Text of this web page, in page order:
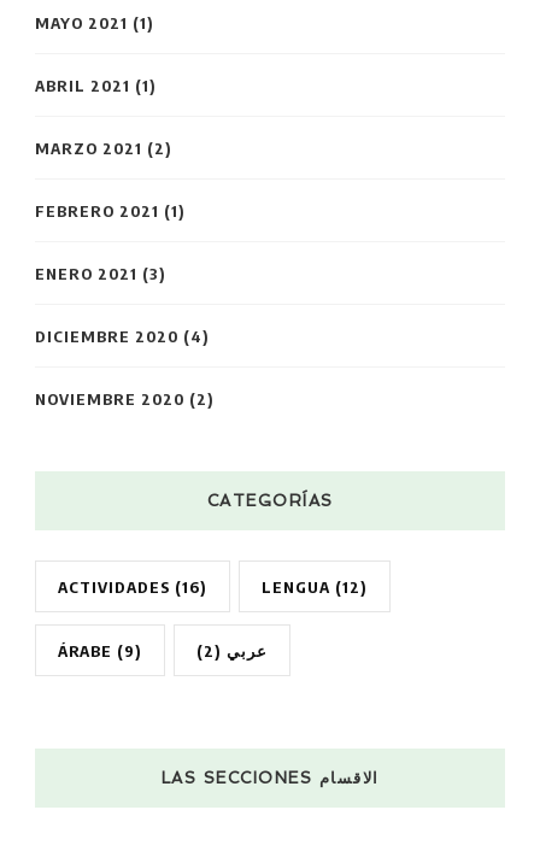
MAYO 2021 (1)
ABRIL 2021 (1)
MARZO 2021 (2)
FEBRERO 2021 (1)
ENERO 2021 (3)
DICIEMBRE 2020 (4)
NOVIEMBRE 2020 (2)
CATEGORÍAS
ACTIVIDADES (16) LENGUA (12)
ÁRABE (9) عربي (2)
LAS SECCIONES الاقسام